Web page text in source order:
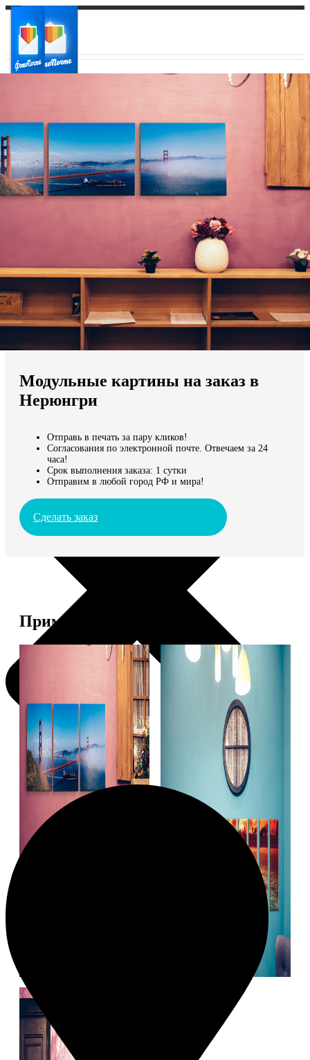
Ваш город:
Ваш регион доставки
Выберите из списка:
Мы доставляем по всему миру
Продолжить без города
Модульные картины на заказ в
Нерюнгри
Отправь в печать за пару кликов!
Согласования по электронной почте. Отвечаем за 24
часа!
Срок выполнения заказа: 1 сутки
Отправим в любой город РФ и мира!
Сделать заказ
Примеры работ